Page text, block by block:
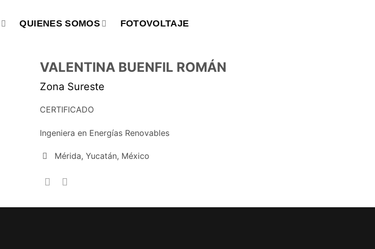
QUIENES SOMOS FOTOVOLTAJE
VALENTINA BUENFIL ROMÁN
Zona Sureste
CERTIFICADO
Ingeniera en Energías Renovables
Mérida, Yucatán, México